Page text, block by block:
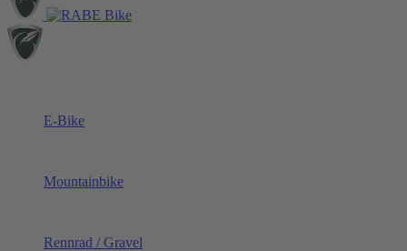
E-Bike
Mountainbike
Rennrad / Gravel